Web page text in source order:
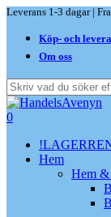
Skip
main
content
Leverans 1-3 dagar |
Köp- och
Om oss
Close
Search
search
0
Hem
Hem &